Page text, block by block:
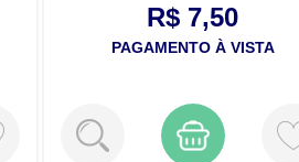
R$ 7,50
PAGAMENTO À VISTA